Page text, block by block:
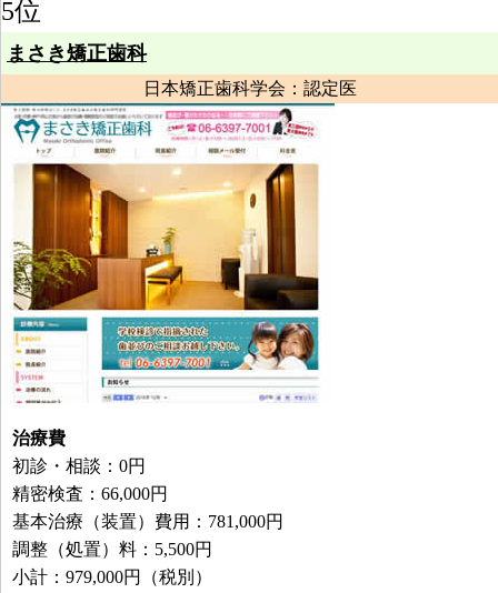
5位
まさき矯正歯科
日本矯正歯科学会：認定医
治療費
初診・相談：0円
精密検査：66,000円
基本治療（装置）費用：781,000円
調整（処置）料：5,500円
小計：979,000円（税別）